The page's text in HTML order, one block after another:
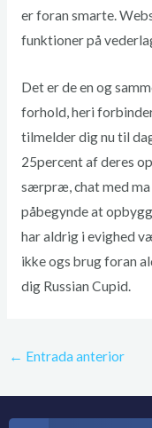
er foran smarte.
funktioner på
Det er de en og
forhold, heri
tilmelder dig nu til
25percent af deres
særpræ, chat med
påbegynde at
har aldrig i evighed
ikke ogs brug foran
dig Russian Cupid.
← Entrada anterior